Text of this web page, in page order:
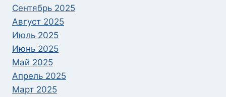
Сентябрь 2025
Август 2025
Июль 2025
Июнь 2025
Май 2025
Апрель 2025
Март 2025